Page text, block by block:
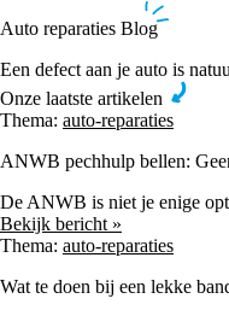
Auto reparaties Blog
Een defect aan je auto is
Onze laatste artikelen
Thema: auto-reparaties
ANWB pechhulp bellen:
De ANWB is niet je enige
Bekijk bericht »
Thema: auto-reparaties
Wat te doen bij een lekke